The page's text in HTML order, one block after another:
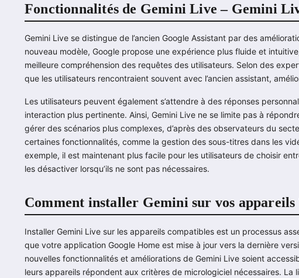
Fonctionnalités de Gemini Live – Gemini
Gemini Live se distingue de l’ancien Google Assistant par des
nouveau modèle, Google propose une expérience plus fluide et
meilleure compréhension des requêtes des utilisateurs. Selon des
que les utilisateurs rencontraient souvent avec l’ancien assistant,
Les utilisateurs peuvent également s’attendre à des réponses
interaction plus pertinente. Ainsi, Gemini Live ne se limite pas à
gérer des scénarios plus complexes, d’après des observateurs du
certaines fonctionnalités, comme la gestion des sous-titres dans les
exemple, il est maintenant plus facile pour les utilisateurs de choisir
les désactiver lorsqu’ils ne sont pas nécessaires.
Comment installer Gemini sur vos appareils
Installer Gemini Live sur les appareils compatibles est un processus
que votre application Google Home est mise à jour vers la dernière
nouvelles fonctionnalités et améliorations de Gemini Live soient
leurs appareils répondent aux critères de micrologiciel nécessaires.